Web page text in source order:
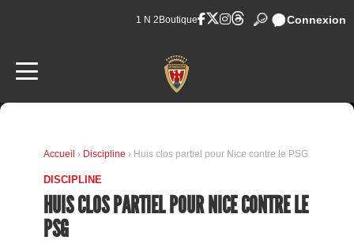
1 N 2 Boutique Connexion
Accueil › Discipline › Huis clos partiel pour Nice contre le PSG
DISCIPLINE
HUIS CLOS PARTIEL POUR NICE CONTRE LE
PSG